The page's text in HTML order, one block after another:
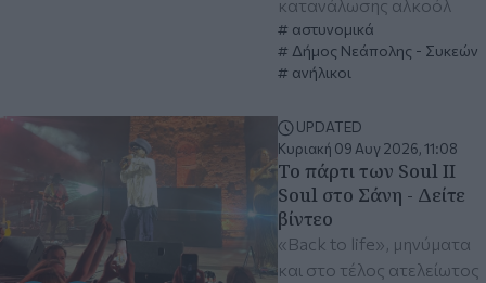
κατανάλωσης αλκοόλ
αστυνομικά
Δήμος Νεάπολης - Συκεών
ανήλικοι
UPDATED
Κυριακή 09 Αυγ 2026, 11:08
Το πάρτι των Soul II
Soul στο Σάνη - Δείτε
βίντεο
«Back to life», μηνύματα
και στο τέλος ατελείωτος